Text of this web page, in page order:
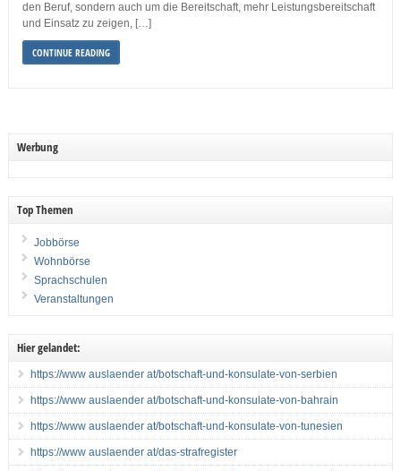
den Beruf, sondern auch um die Bereitschaft, mehr Leistungsbereitschaft
und Einsatz zu zeigen, […]
CONTINUE READING
Werbung
Top Themen
Jobbörse
Wohnbörse
Sprachschulen
Veranstaltungen
Hier gelandet:
https://www auslaender at/botschaft-und-konsulate-von-serbien
https://www auslaender at/botschaft-und-konsulate-von-bahrain
https://www auslaender at/botschaft-und-konsulate-von-tunesien
https://www auslaender at/das-strafregister